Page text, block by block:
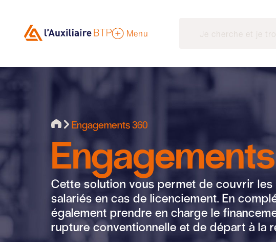
Menu
Engagements 360
Cette solution vous permet de couvrir les
salariés en cas de licenciement. En
également prendre en charge le
rupture conventionnelle et de départ à la